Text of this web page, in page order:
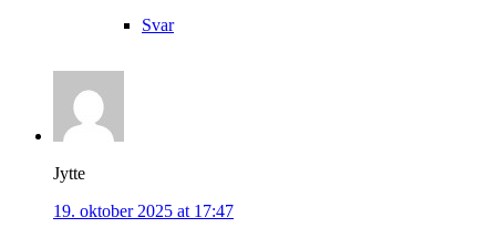
Svar
Jytte
19. oktober 2025 at 17:47